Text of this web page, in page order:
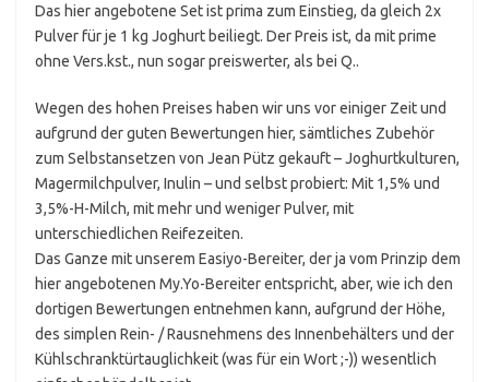
Das hier angebotene Set ist prima zum Einstieg, da gleich 2x
Pulver für je 1 kg Joghurt beiliegt. Der Preis ist, da mit prime
ohne Vers.kst., nun sogar preiswerter, als bei Q..
Wegen des hohen Preises haben wir uns vor einiger Zeit und
aufgrund der guten Bewertungen hier, sämtliches Zubehör
zum Selbstansetzen von Jean Pütz gekauft – Joghurtkulturen,
Magermilchpulver, Inulin – und selbst probiert: Mit 1,5% und
3,5%-H-Milch, mit mehr und weniger Pulver, mit
unterschiedlichen Reifezeiten.
Das Ganze mit unserem Easiyo-Bereiter, der ja vom Prinzip dem
hier angebotenen My.Yo-Bereiter entspricht, aber, wie ich den
dortigen Bewertungen entnehmen kann, aufgrund der Höhe,
des simplen Rein- / Rausnehmens des Innenbehälters und der
Kühlschranktürtauglichkeit (was für ein Wort ;-)) wesentlich